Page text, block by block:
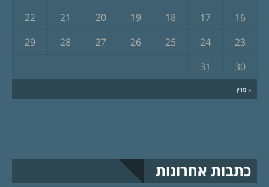
« מרץ
16
17
18
19
20
21
22
23
24
25
26
27
28
29
30
31
כתבות אחרונות